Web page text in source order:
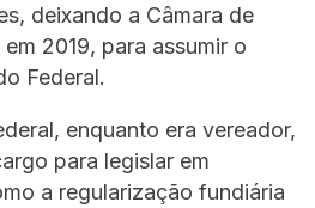
deixando a Câmara de
2019, para assumir o
Federal.
enquanto era vereador,
para legislar em
a regularização fundiária